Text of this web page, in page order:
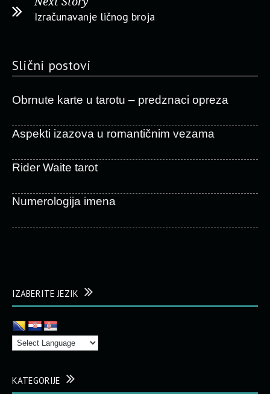
Izračunavanje ličnog broja
Slični postovi
Obrnute karte u tarotu – predznaci opreza
Aspekti izazova u romantičnim vezama
Rider Waite tarot
Numerologija imena
IZABERITE JEZIK
KATEGORIJE